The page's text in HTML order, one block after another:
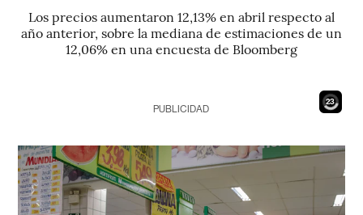
Los precios aumentaron 12,13% en abril respecto al
año anterior, sobre la mediana de estimaciones de un
12,06% en una encuesta de Bloomberg
21
PUBLICIDAD